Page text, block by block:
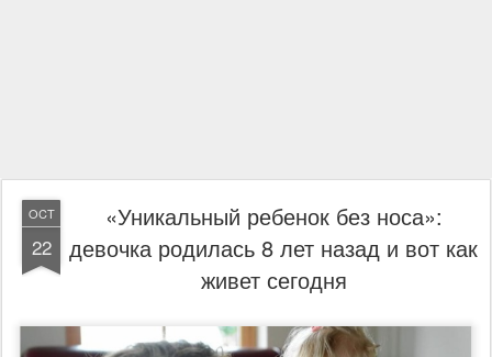
OCT
22
«Уникальный ребенок без носа»:
девочка родилась 8 лет назад и вот как
живет сегодня